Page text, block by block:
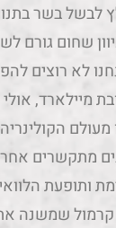
לבשל בשר
שחום גורם
לא רוצים
מיילארד,
מתקשרים
ותופעת
קרמול שמשנה